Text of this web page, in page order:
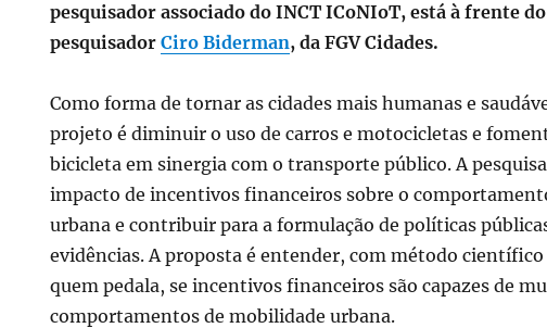
pesquisador associado do INCT ICoNIoT, está à frente
pesquisadorCiro Biderman, da FGV Cidades.
Como forma de tornar as cidades mais humanas e
projeto é diminuir o uso de carros e motocicletas e
bicicleta em sinergia com o transporte público. A
impacto de incentivos financeiros sobre o
urbana e contribuir para a formulação de políticas
evidências. A proposta é entender, com método científico
quem pedala, se incentivos financeiros são capazes de
comportamentos de mobilidade urbana.